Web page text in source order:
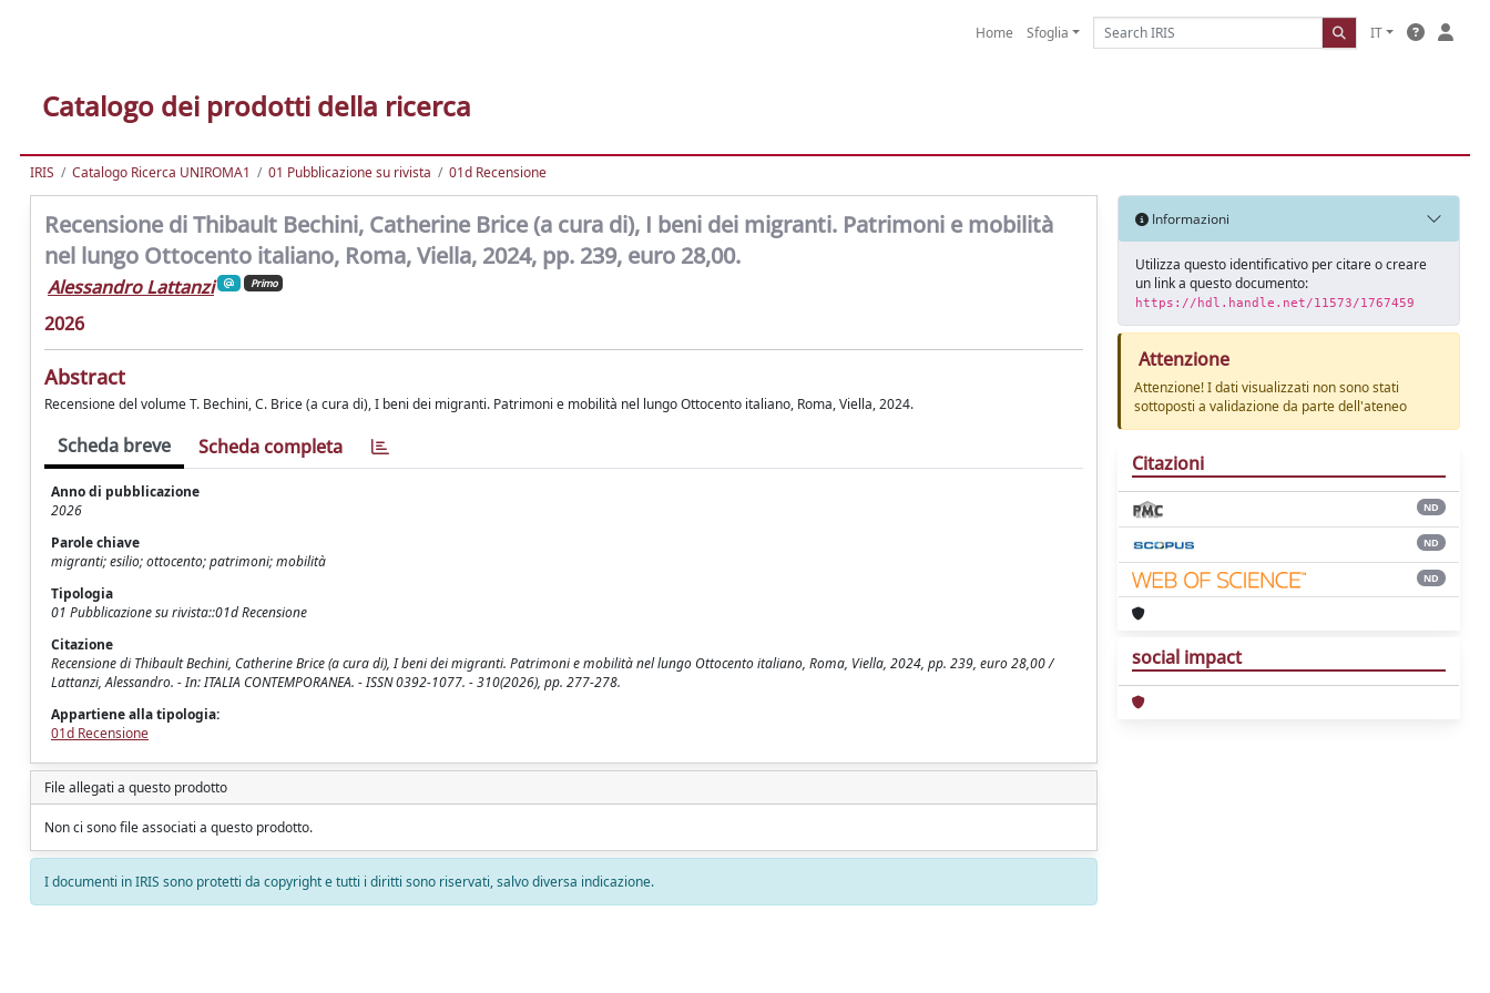
Home Sfoglia IT
Catalogo dei prodotti della ricerca
IRIS Catalogo Ricerca UNIROMA1 01 Pubblicazione su rivista 01d Recensione
Recensione di Thibault Bechini, Catherine Brice (a cura di), I beni dei migranti. Patrimoni e mobilità
nel lungo Ottocento italiano, Roma, Viella, 2024, pp. 239, euro 28,00.
Alessandro Lattanzi Primo
2026
Abstract
Recensione del volume T. Bechini, C. Brice (a cura di), I beni dei migranti. Patrimoni e mobilità nel lungo Ottocento italiano, Roma, Viella, 2024.
Scheda breve Scheda completa
Anno di pubblicazione
2026
Parole chiave
migranti; esilio; ottocento; patrimoni; mobilità
Tipologia
01 Pubblicazione su rivista::01d Recensione
Citazione
Recensione di Thibault Bechini, Catherine Brice (a cura di), I beni dei migranti. Patrimoni e mobilità nel lungo Ottocento italiano, Roma, Viella, 2024, pp. 239, euro 28,00 /
Lattanzi, Alessandro. - In: ITALIA CONTEMPORANEA. - ISSN 0392-1077. - 310(2026), pp. 277-278.
Appartiene alla tipologia:
01d Recensione
File allegati a questo prodotto
Non ci sono file associati a questo prodotto.
I documenti in IRIS sono protetti da copyright e tutti i diritti sono riservati, salvo diversa indicazione.
Informazioni
Utilizza questo identificativo per citare o creare
un link a questo documento:
https://hdl.handle.net/11573/1767459
Attenzione
Attenzione! I dati visualizzati non sono stati
sottoposti a validazione da parte dell'ateneo
Citazioni
ND
ND
ND
social impact